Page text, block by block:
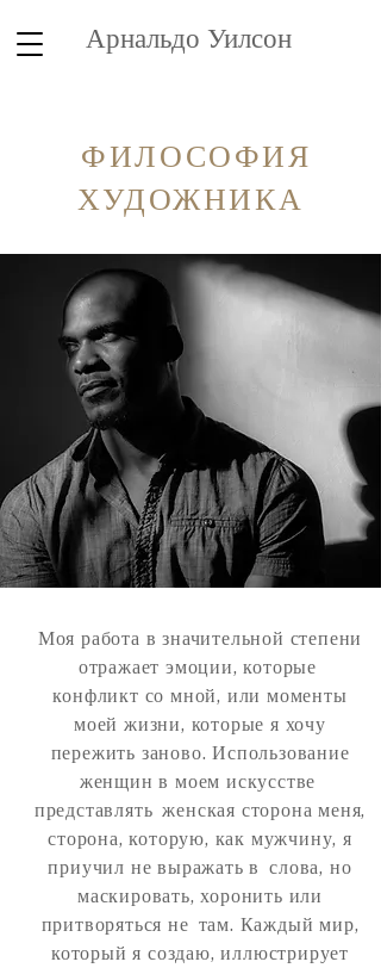
Арнальдо Уилсон
ФИЛОСОФИЯ
ХУДОЖНИКА
Моя работа в значительной степени
отражает эмоции, которые
конфликт со мной, или моменты
моей жизни, которые я хочу
пережить заново. Использование
женщин в моем искусстве
представлять женская сторона меня,
сторона, которую, как мужчину, я
приучил не выражать в слова, но
маскировать, хоронить или
притворяться не там. Каждый мир,
который я создаю, иллюстрирует